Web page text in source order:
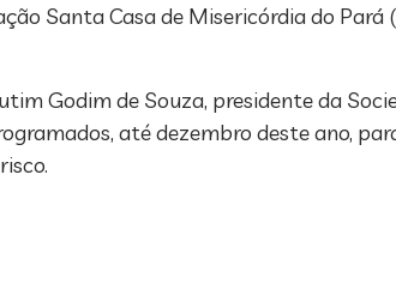
Santa Casa de Misericórdia do
Godim de Souza, presidente da
até dezembro deste ano,